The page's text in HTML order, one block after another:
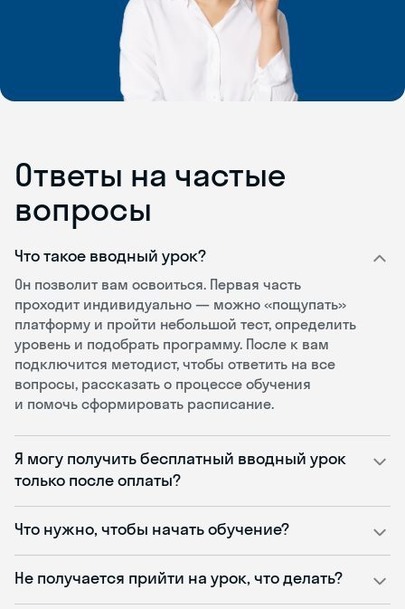
Ответы на частые
вопросы
Что такое вводный урок?
Он позволит вам освоиться. Первая часть
проходит индивидуально — можно «пощупать»
платформу и пройти небольшой тест, определить
уровень и подобрать программу. После к вам
подключится методист, чтобы ответить на все
вопросы, рассказать о процессе обучения
и помочь сформировать расписание.
Я могу получить бесплатный вводный урок
только после оплаты?
Что нужно, чтобы начать обучение?
Не получается прийти на урок, что делать?